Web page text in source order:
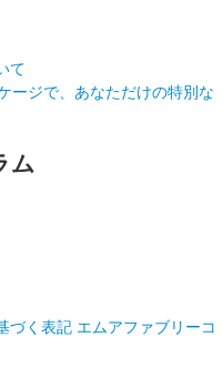
て
ム
づく表記 エムアファブリーコ